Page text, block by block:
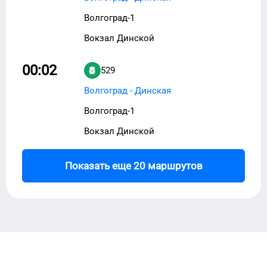
Волгоград-1
Вокзал Динской
00:02
529
Волгоград - Динская
Волгоград-1
Вокзал Динской
Показать еще 20 маршрутов